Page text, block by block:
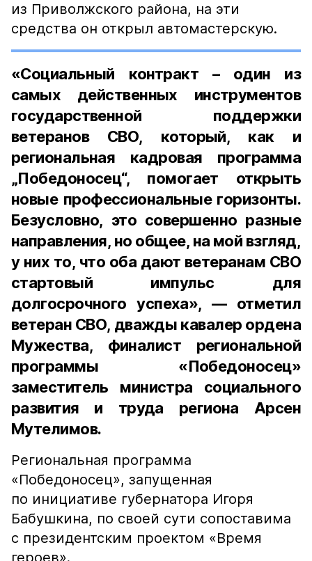
из Приволжского района, на эти
средства он открыл автомастерскую.
«Социальный контракт – один из
самых действенных инструментов
государственной поддержки
ветеранов СВО, который, как и
региональная кадровая программа
„Победоносец“, помогает открыть
новые профессиональные горизонты.
Безусловно, это совершенно разные
направления, но общее, на мой взгляд,
у них то, что оба дают ветеранам СВО
стартовый импульс для
долгосрочного успеха», — отметил
ветеран СВО, дважды кавалер ордена
Мужества, финалист региональной
программы «Победоносец»
заместитель министра социального
развития и труда региона Арсен
Мутелимов.
Региональная программа
«Победоносец», запущенная
по инициативе губернатора Игоря
Бабушкина, по своей сути сопоставима
с президентским проектом «Время
героев».